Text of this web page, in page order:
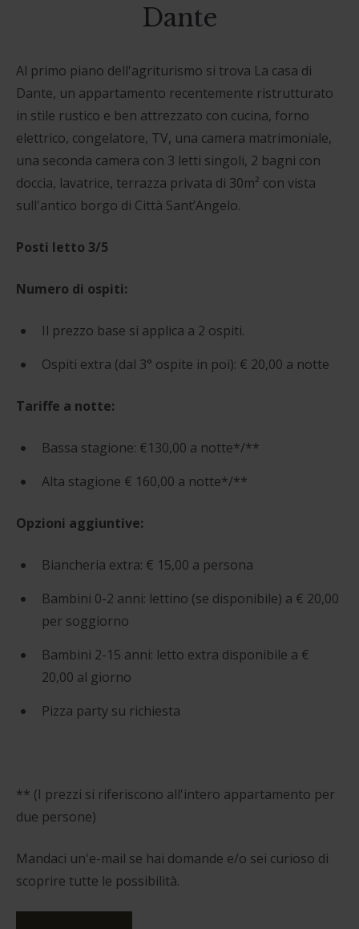
Dante
Al primo piano dell'agriturismo si trova La casa di
Dante, un appartamento recentemente ristrutturato
in stile rustico e ben attrezzato con cucina, forno
elettrico, congelatore, TV, una camera matrimoniale,
una seconda camera con 3 letti singoli, 2 bagni con
doccia, lavatrice, terrazza privata di 30m² con vista
sull'antico borgo di Città Sant’Angelo.
Posti letto 3/5
Numero di ospiti:
Il prezzo base si applica a 2 ospiti.
Ospiti extra (dal 3° ospite in poi): € 20,00 a notte
Tariffe a notte:
Bassa stagione: €130,00 a notte*/**
Alta stagione € 160,00 a notte*/**
Opzioni aggiuntive:
Biancheria extra: € 15,00 a persona
Bambini 0-2 anni: lettino (se disponibile) a € 20,00
per soggiorno
Bambini 2-15 anni: letto extra disponibile a €
20,00 al giorno
Pizza party su richiesta
** (I prezzi si riferiscono all'intero appartamento per
due persone)
Mandaci un'e-mail se hai domande e/o sei curioso di
scoprire tutte le possibilità.